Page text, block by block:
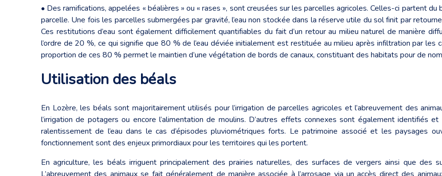
• Des ramifications, appelées « béalières » ou « rases », sont creusées sur les parcelles agricoles. Celles-ci partent
parcelle. Une fois les parcelles submergées par gravité, l’eau non stockée dans la réserve utile du sol finit par
Ces restitutions d’eau sont également difficilement quantifiables du fait d’un retour au milieu naturel de manière
l’ordre de 20 %, ce qui signifie que 80 % de l’eau déviée initialement est restituée au milieu après infiltration par
proportion de ces 80 % permet le maintien d’une végétation de bords de canaux, constituant des habitats pour de
Utilisation des béals
En Lozère, les béals sont majoritairement utilisés pour l’irrigation de parcelles agricoles et l’abreuvement des
l’irrigation de potagers ou encore l’alimentation de moulins. D’autres effets connexes sont également identifiés
ralentissement de l’eau dans le cas d’épisodes pluviométriques forts. Le patrimoine associé et les paysages
fonctionnement sont des enjeux primordiaux pour les territoires qui les portent.
En agriculture, les béals irriguent principalement des prairies naturelles, des surfaces de vergers ainsi que des